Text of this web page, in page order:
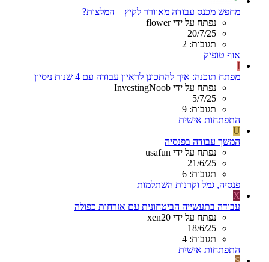
מחפש מכנס עבודה מאוורר לקיץ – המלצות?
נפתח על ידי flower
20/7/25
תגובות: 2
אוף טופיק
I
מפתח תוכנה: איך להתכונן לראיון עבודה עם 4 שנות ניסיון
נפתח על ידי InvestingNoob
5/7/25
תגובות: 9
התפתחות אישית
U
המשך עבודה בפנסיה
נפתח על ידי usafun
21/6/25
תגובות: 6
פנסיה, גמל וקרנות השתלמות
X
עבודה בתעשייה הביטחונית עם אזרחות כפולה
נפתח על ידי xen20
18/6/25
תגובות: 4
התפתחות אישית